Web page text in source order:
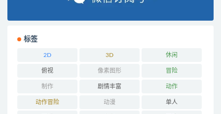
标签
2D 3D 休闲
俯视 像素图形 冒险
制作 剧情丰富 动作
动作冒险 动漫 单人